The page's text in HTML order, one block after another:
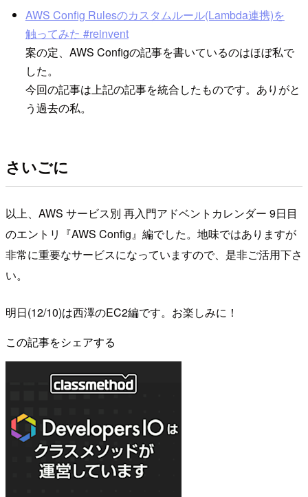
AWS Config Rulesのカスタムルール(Lambda連携)を
触ってみた #reinvent
案の定、AWS Configの記事を書いているのはほぼ私で
した。
今回の記事は上記の記事を統合したものです。ありがと
う過去の私。
さいごに
以上、AWS サービス別 再入門アドベントカレンダー 9日目
のエントリ『AWS Config』編でした。地味ではありますが
非常に重要なサービスになっていますので、是非ご活用下さ
い。
明日(12/10)は西澤のEC2編です。お楽しみに！
この記事をシェアする